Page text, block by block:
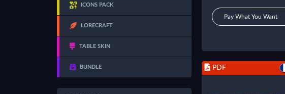
ICONS PACK
LORECRAFT
TABLE SKIN
BUNDLE
Pay What You Want
PDF